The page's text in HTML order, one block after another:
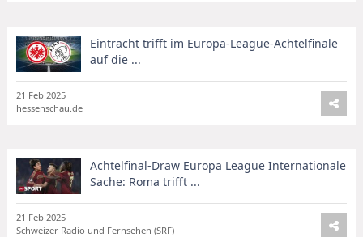
Eintracht trifft im Europa-League-Achtelfinale
auf die ...
21 Feb 2025
hessenschau.de
Achtelfinal-Draw Europa League Internationale
Sache: Roma trifft ...
21 Feb 2025
Schweizer Radio und Fernsehen (SRF)